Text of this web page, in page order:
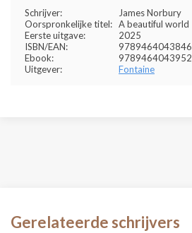
Schrijver:
James Norbury
Oorspronkelijke titel: A beautiful world
Eerste uitgave:
2025
ISBN/EAN:
9789464043846
Ebook:
9789464043952
Uitgever:
Fontaine
Gerelateerde schrijvers